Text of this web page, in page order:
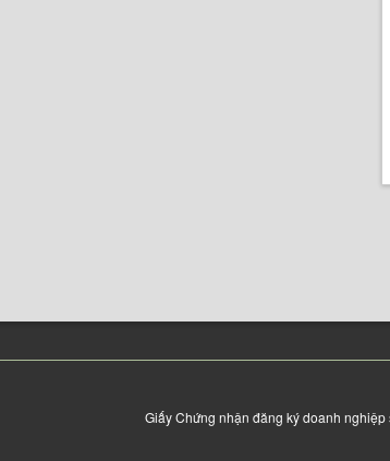
Giấy Chứng nhận đăng ký doanh